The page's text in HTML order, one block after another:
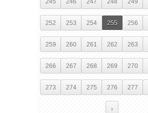
245 246 247 248 249
252 253 254 255 256
259 260 261 262 263
266 267 268 269 270
273 274 275 276 277
›